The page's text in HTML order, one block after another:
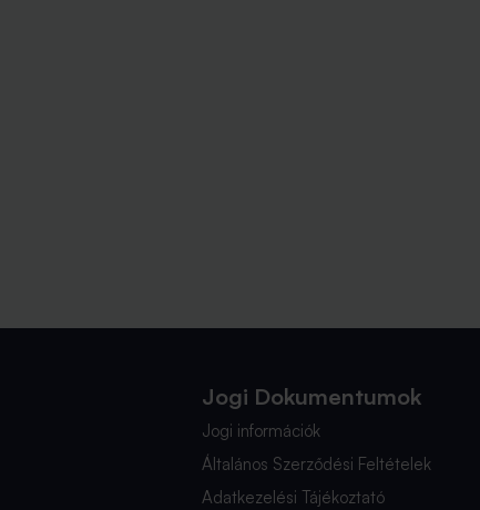
Jogi Dokumentumok
Jogi információk
Általános Szerződési Feltételek
Adatkezelési Tájékoztató